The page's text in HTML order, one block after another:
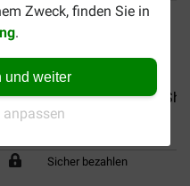
Zweck, finden Sie in
.
und weiter
Classics Paté mit...
Sicher bezahlen